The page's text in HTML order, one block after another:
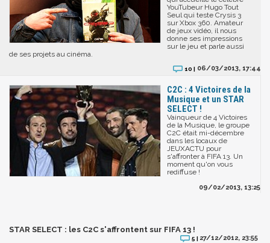
YouTubeur Hugo Tout
Seul qui teste Crysis 3
sur Xbox 360. Amateur
de jeux vidéo, il nous
donne ses impressions
sur le jeu et parle aussi
de ses projets au cinéma.
10 | 06/03/2013, 17:44
C2C : 4 Victoires de la
Musique et un STAR
SELECT !
Vainqueur de 4 Victoires
de la Musique, le groupe
C2C était mi-décembre
dans les locaux de
JEUXACTU pour
s'affronter à FIFA 13. Un
moment qu'on vous
rediffuse !
09/02/2013, 13:25
STAR SELECT : les C2C s'affrontent sur FIFA 13 !
5 | 27/12/2012, 23:55